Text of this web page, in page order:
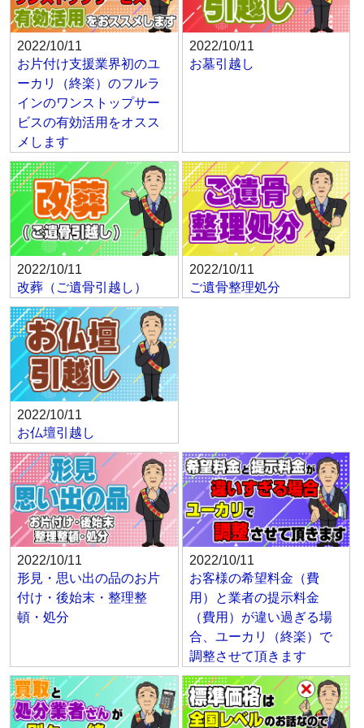
2022/10/11
お片付け支援業界初のユ
ーカリ（終楽）のフルラ
インのワンストップサー
ビスの有効活用をオスス
メします
2022/10/11
お墓引越し
2022/10/11
改葬（ご遺骨引越し）
2022/10/11
ご遺骨整理処分
2022/10/11
お仏壇引越し
2022/10/11
形見・思い出の品のお片
付け・後始末・整理整
頓・処分
2022/10/11
お客様の希望料金（費
用）と業者の提示料金
（費用）が違い過ぎる場
合、ユーカリ（終楽）で
調整させて頂きます